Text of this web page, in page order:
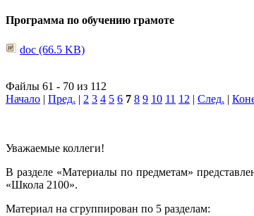
Программа по обучению грамоте
doc (66.5 KB)
Файлы 61 - 70 из 112
Начало | Пред. | 2 3 4 5 6 7 8 9 10 11 12 | След. |
Уважаемые коллеги!
В разделе «Материалы по предметам»
«Школа 2100».
Материал на сгруппирован по 5 разделам: